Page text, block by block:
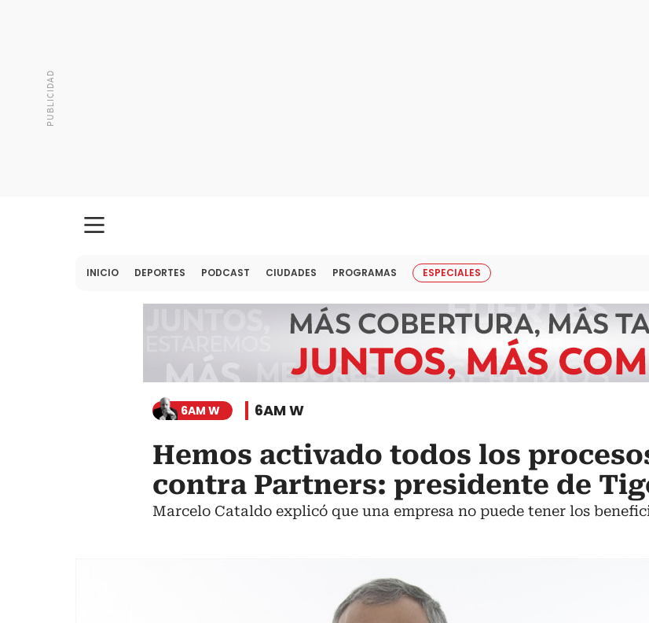
INICIO DEPORTES PODCAST CIUDADES PROGRAMAS ESPECIALES
6AM W 6AM W
Hemos activado todos los
contra Partners: presidente de
Marcelo Cataldo explicó que una empresa no puede tener los